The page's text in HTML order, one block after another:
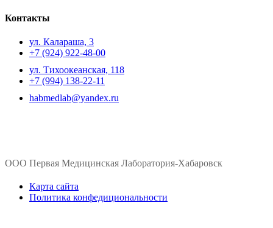
Контакты
ул. ​Калараша, 3
+7 (924) 922-48-00
ул. ​Тихоокеанская, 118
+7 (994) 138-22-11
habmedlab@yandex.ru
ООО Первая Медицинская Лаборатория-Хабаровск
Карта сайта
Политика конфедициональности